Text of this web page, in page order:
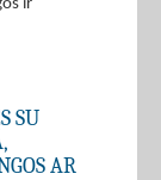
ir
SU
AR